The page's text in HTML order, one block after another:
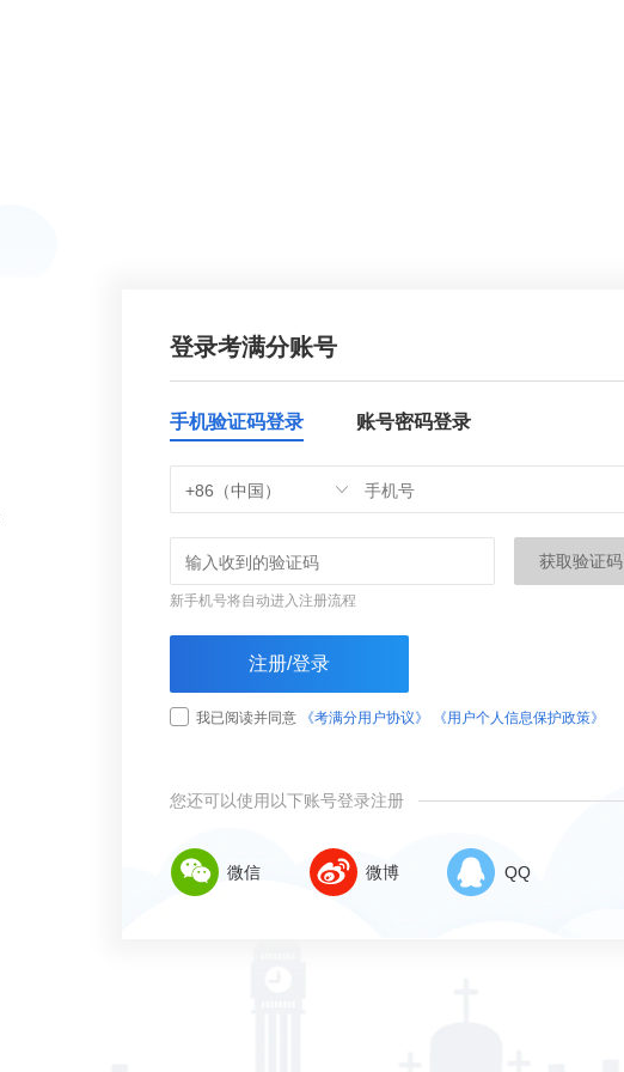
登录考满分账号
手机验证码登录 账号密码登录
+86（中国）
获取验证码
新手机号将自动进入注册流程
注册/登录
我已阅读并同意 《考满分用户协议》 《用户个人信息保护政策》
您还可以使用以下账号登录注册
微信 微博 QQ